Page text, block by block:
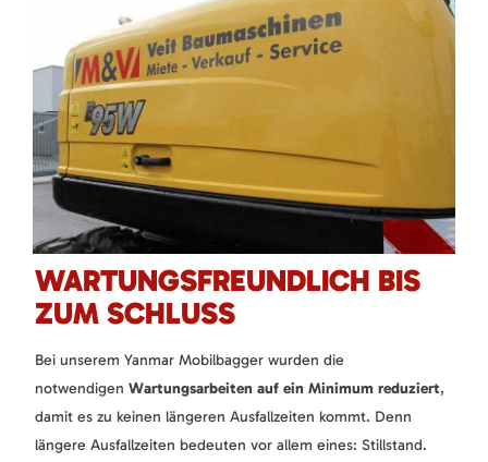
WARTUNGSFREUNDLICH BIS
ZUM SCHLUSS
Bei unserem Yanmar Mobilbagger wurden die
notwendigen Wartungsarbeiten auf ein Minimum reduziert,
damit es zu keinen längeren Ausfallzeiten kommt. Denn
längere Ausfallzeiten bedeuten vor allem eines: Stillstand.